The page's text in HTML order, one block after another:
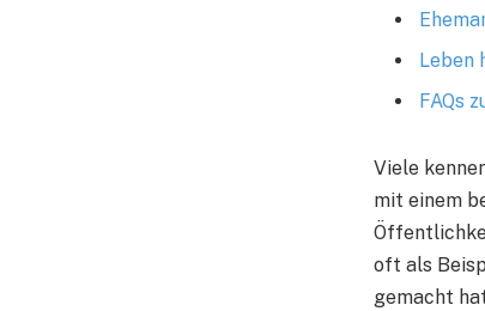
Leben
FAQs
Viele
mit einem
oft als
gemacht